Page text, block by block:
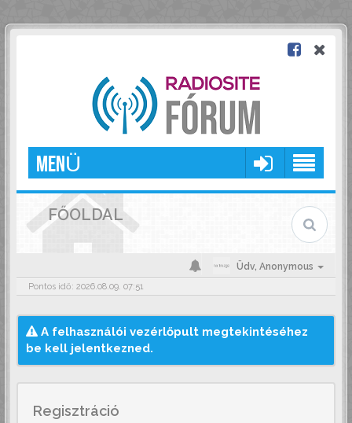
MENÜ
FŐOLDAL
Üdv, Anonymous
Pontos idő: 2026.08.09. 07:51
A felhasználói vezérlőpult megtekintéséhez
be kell jelentkezned.
Regisztráció